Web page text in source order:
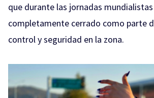
que durante las jornadas
completamente cerrado como parte
control y seguridad en la zona.